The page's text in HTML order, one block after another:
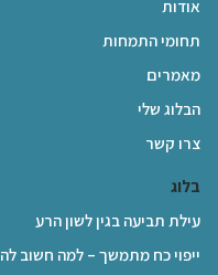
אודות
תחומי התמחות
מאמרים
הבלוג שלי
צרו קשר
בלוג
עילת תביעה בגין לשון הרע
ייפוי כח מתמשך – למה חשוב